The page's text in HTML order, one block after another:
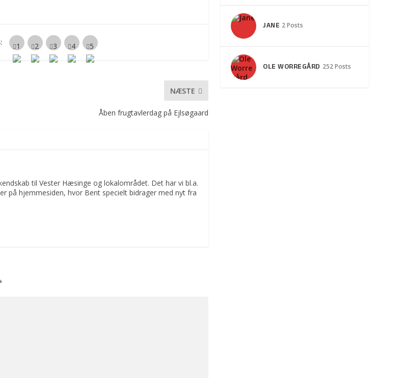
NÆSTE
Åben frugtavlerdag på Ejlsøgaard
til Vester Hæsinge og lokalområdet. Det har vi bl.a.
på hjemmesiden, hvor Bent specielt bidrager med nyt fra
JANE 2 Posts
OLE WORREGÅRD 252 Posts